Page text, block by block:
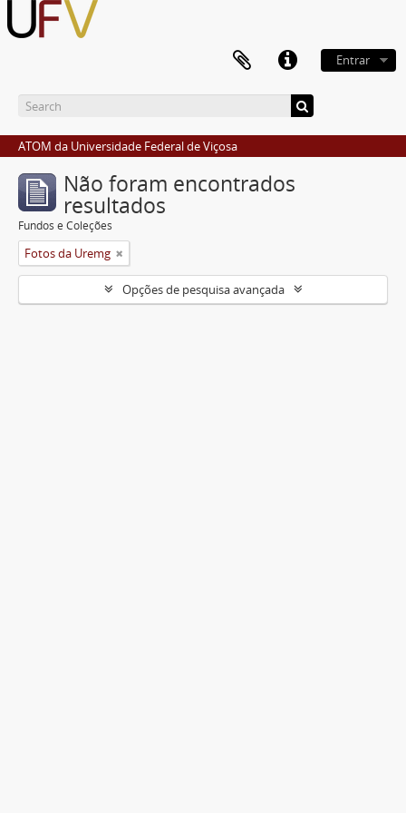
Entrar
ATOM da Universidade Federal de Viçosa
Não foram encontrados
resultados
Fundos e Coleções
Fotos da Uremg
Opções de pesquisa avançada